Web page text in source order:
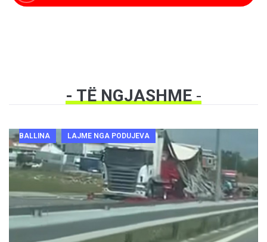
- TË NGJASHME-
BALLINA LAJME NGA PODUJEVA